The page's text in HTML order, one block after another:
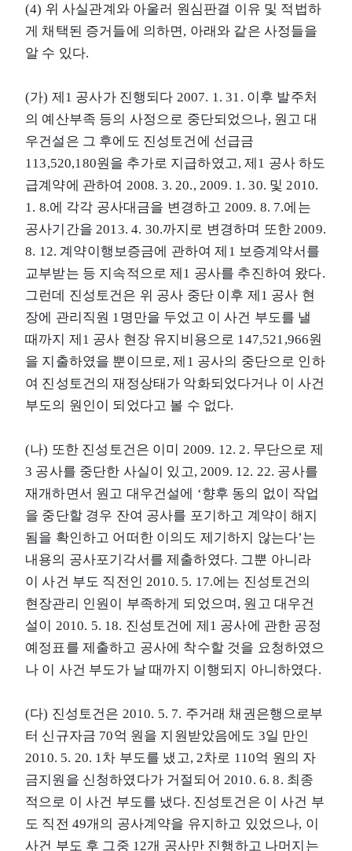
(4) 위 사실관계와 아울러 원심판결 이유 및 적법하
게 채택된 증거들에 의하면, 아래와 같은 사정들을
알 수 있다.
(가) 제1 공사가 진행되다 2007. 1. 31. 이후 발주처
의 예산부족 등의 사정으로 중단되었으나, 원고 대
우건설은 그 후에도 진성토건에 선급금
113,520,180원을 추가로 지급하였고, 제1 공사 하도
급계약에 관하여 2008. 3. 20., 2009. 1. 30. 및 2010.
1. 8.에 각각 공사대금을 변경하고 2009. 8. 7.에는
공사기간을 2013. 4. 30.까지로 변경하며 또한 2009.
8. 12. 계약이행보증금에 관하여 제1 보증계약서를
교부받는 등 지속적으로 제1 공사를 추진하여 왔다.
그런데 진성토건은 위 공사 중단 이후 제1 공사 현
장에 관리직원 1명만을 두었고 이 사건 부도를 낼
때까지 제1 공사 현장 유지비용으로 147,521,966원
을 지출하였을 뿐이므로, 제1 공사의 중단으로 인하
여 진성토건의 재정상태가 악화되었다거나 이 사건
부도의 원인이 되었다고 볼 수 없다.
(나) 또한 진성토건은 이미 2009. 12. 2. 무단으로 제
3 공사를 중단한 사실이 있고, 2009. 12. 22. 공사를
재개하면서 원고 대우건설에 ‘향후 동의 없이 작업
을 중단할 경우 잔여 공사를 포기하고 계약이 해지
됨을 확인하고 어떠한 이의도 제기하지 않는다’는
내용의 공사포기각서를 제출하였다. 그뿐 아니라
이 사건 부도 직전인 2010. 5. 17.에는 진성토건의
현장관리 인원이 부족하게 되었으며, 원고 대우건
설이 2010. 5. 18. 진성토건에 제1 공사에 관한 공정
예정표를 제출하고 공사에 착수할 것을 요청하였으
나 이 사건 부도가 날 때까지 이행되지 아니하였다.
(다) 진성토건은 2010. 5. 7. 주거래 채권은행으로부
터 신규자금 70억 원을 지원받았음에도 3일 만인
2010. 5. 20. 1차 부도를 냈고, 2차로 110억 원의 자
금지원을 신청하였다가 거절되어 2010. 6. 8. 최종
적으로 이 사건 부도를 냈다. 진성토건은 이 사건 부
도 직전 49개의 공사계약을 유지하고 있었으나, 이
사건 부도 후 그중 12개 공사만 진행하고 나머지는